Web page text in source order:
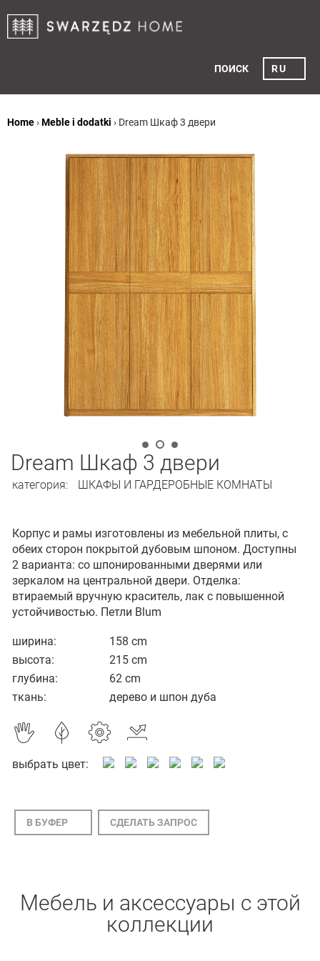
RU
ПОИСК
Home ›Meble i dodatki › Dream Шкаф 3 двери
Dream Шкаф 3 двери
категория: ШКАФЫ И ГАРДЕРОБНЫЕ КОМНАТЫ
Корпус и рамы изготовлены из мебельной плиты, с
обеих сторон покрытой дубовым шпоном. Доступны
2 варианта: со шпонированными дверями или
зеркалом на центральной двери. Отделка:
втираемый вручную краситель, лак с повышенной
устойчивостью. Петли Blum
ширина:
158 cm
высота:
215 cm
глубина:
62 cm
ткань:
дерево и шпон дуба
выбрать цвет:
В БУФЕР СДЕЛАТЬ ЗАПРОС
Mебель и аксессуары с этой
коллекции